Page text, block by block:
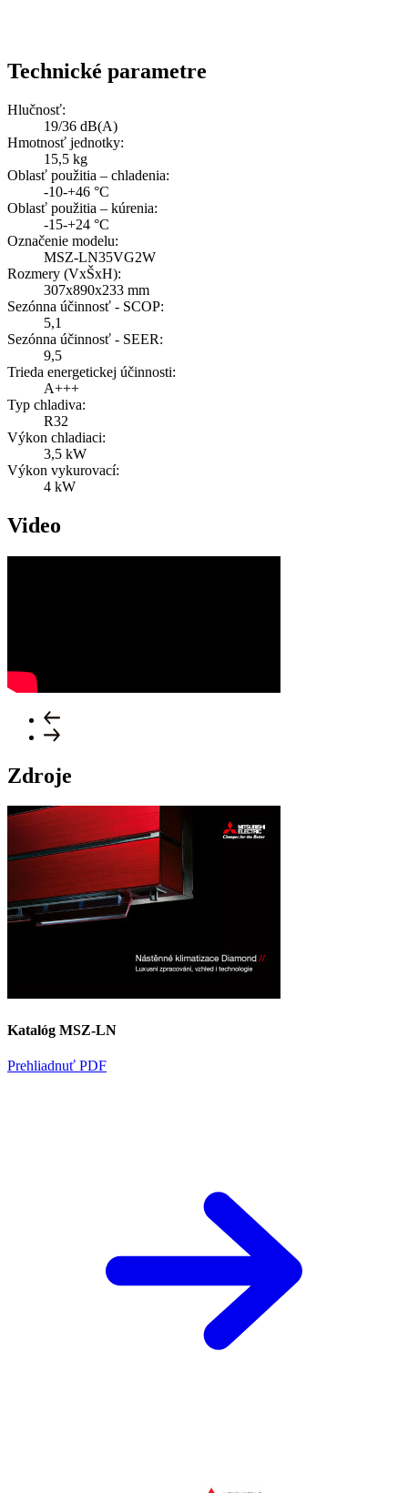
Technické parametre
Hlučnosť:
19/36 dB(A)
Hmotnosť jednotky:
15,5 kg
Oblasť použitia – chladenia:
-10-+46 °C
Oblasť použitia – kúrenia:
-15-+24 °C
Označenie modelu:
MSZ-LN35VG2W
Rozmery (VxŠxH):
307x890x233 mm
Sezónna účinnosť - SCOP:
5,1
Sezónna účinnosť - SEER:
9,5
Trieda energetickej účinnosti:
A+++
Typ chladiva:
R32
Výkon chladiaci:
3,5 kW
Výkon vykurovací:
4 kW
Video
Zdroje
Katalóg MSZ-LN
Prehliadnuť PDF